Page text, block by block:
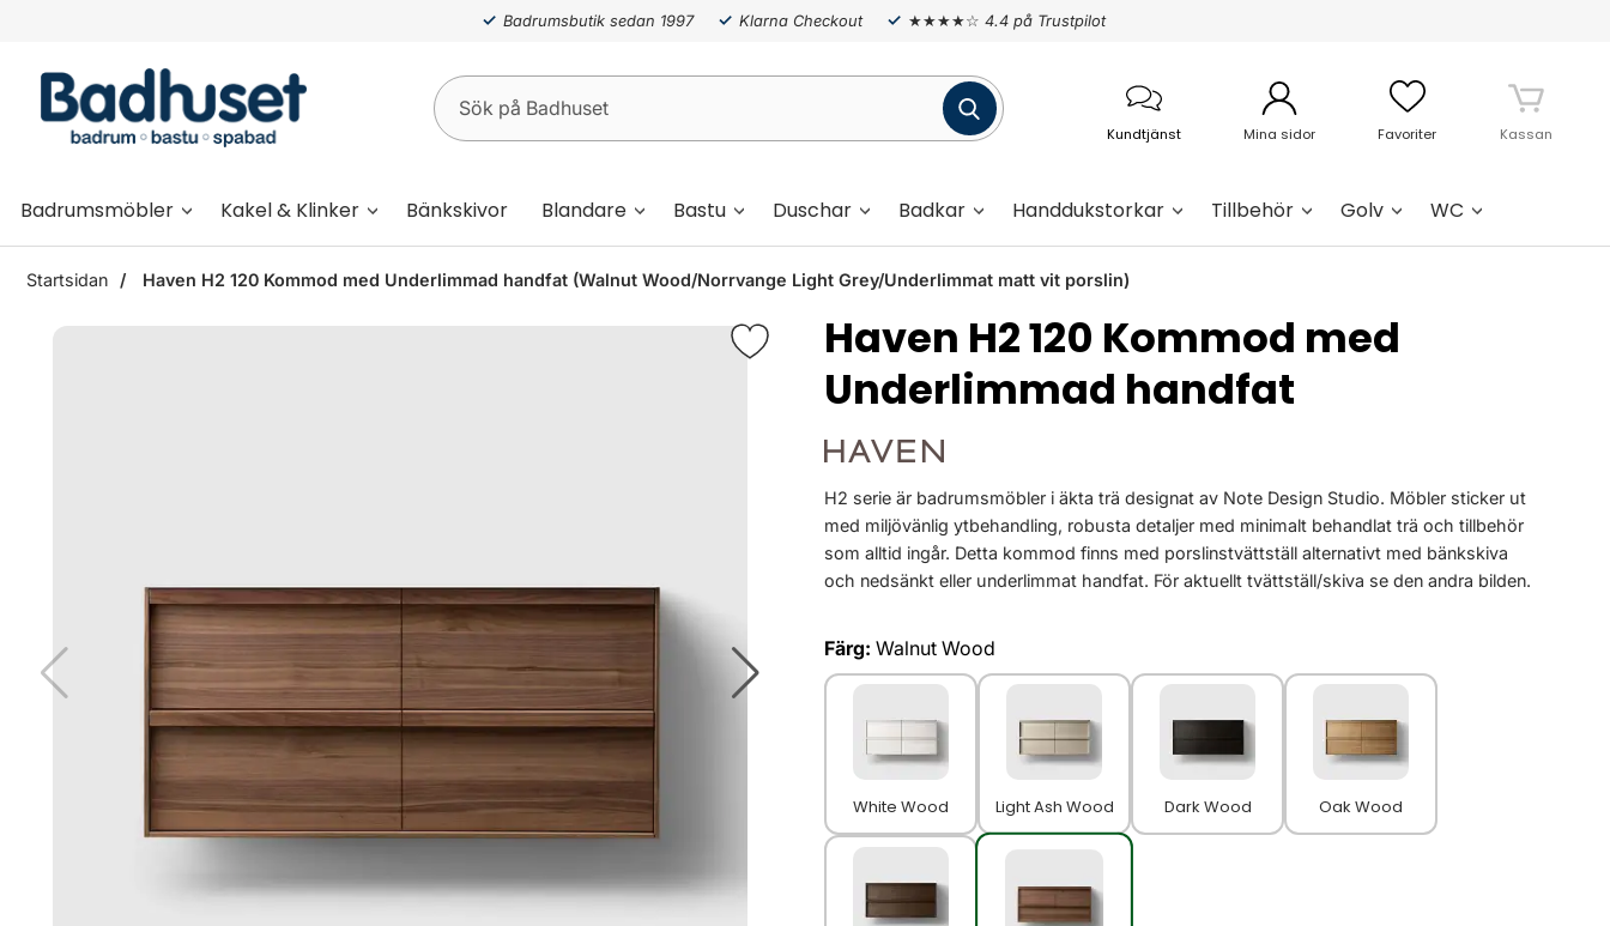
Badrumsbutik sedan 1997 Klarna Checkout ★★★★☆ 4.4 på Trustpilot
Kundtjänst Mina sidor Favoriter Kassan
Badrumsmöbler Kakel & Klinker Bänkskivor Blandare Bastu Duschar Badkar Handdukstorkar Tillbehör Golv WC
Startsidan Haven H2 120 Kommod med Underlimmad handfat (Walnut Wood/Norrvange Light Grey/Underlimmat matt vit porslin)
Haven H2 120 Kommod med
Underlimmad handfat
H2 serie är badrumsmöbler i äkta trä designat av Note Design Studio. Möbler sticker ut
med miljövänlig ytbehandling, robusta detaljer med minimalt behandlat trä och tillbehör
som alltid ingår. Detta kommod finns med porslinstvättställ alternativt med bänkskiva
och nedsänkt eller underlimmat handfat. För aktuellt tvättställ/skiva se den andra bilden.
Färg: Walnut Wood
White Wood Light Ash Wood Dark Wood Oak Wood